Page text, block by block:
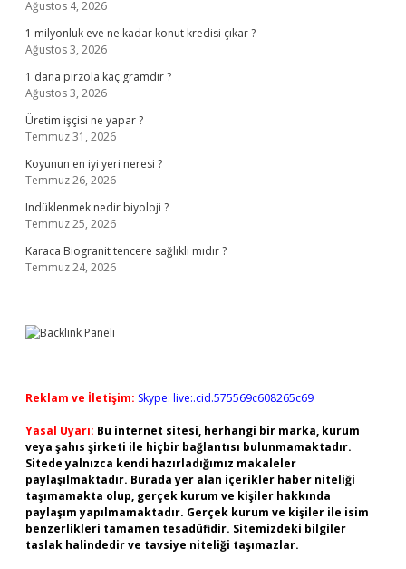
Ağustos 4, 2026
1 milyonluk eve ne kadar konut kredisi çıkar ?
Ağustos 3, 2026
1 dana pirzola kaç gramdır ?
Ağustos 3, 2026
Üretim işçisi ne yapar ?
Temmuz 31, 2026
Koyunun en iyi yeri neresi ?
Temmuz 26, 2026
Indüklenmek nedir biyoloji ?
Temmuz 25, 2026
Karaca Biogranit tencere sağlıklı mıdır ?
Temmuz 24, 2026
Reklam ve İletişim: Skype: live:.cid.575569c608265c69
Yasal Uyarı: Bu internet sitesi, herhangi bir marka, kurum
veya şahıs şirketi ile hiçbir bağlantısı bulunmamaktadır.
Sitede yalnızca kendi hazırladığımız makaleler
paylaşılmaktadır. Burada yer alan içerikler haber niteliği
taşımamakta olup, gerçek kurum ve kişiler hakkında
paylaşım yapılmamaktadır. Gerçek kurum ve kişiler ile isim
benzerlikleri tamamen tesadüfidir. Sitemizdeki bilgiler
taslak halindedir ve tavsiye niteliği taşımazlar.